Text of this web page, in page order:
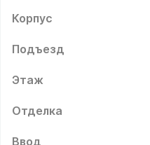
Корпус
Подъезд
Этаж
Отделка
Ввод